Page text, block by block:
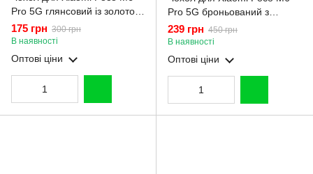
Pro 5G глянсовий із золотою
окантовкою із захистом
камери на сяомі поко м6
про 5г червоний
175 грн 300 грн
В наявності
Оптові ціни
Pro 5G броньований з
кільцем-тримачем
підставкою зі шторкою на
сяомі поко м6 про 5г чорний
239 грн 450 грн
В наявності
Оптові ціни